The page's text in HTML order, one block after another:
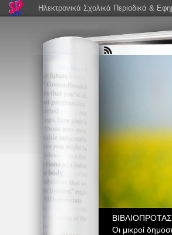
Οι μικροί
Ηλεκτρονικά Σχολικά Περιοδικά &